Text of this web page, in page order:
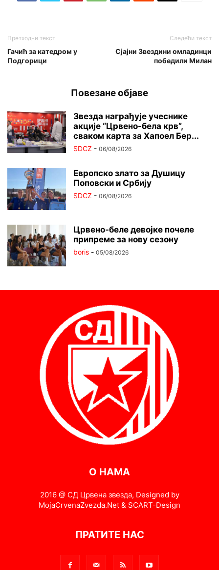
Претходни текст
Гачић за катедром у
Подгорици
Следећи текст
Сјајни Звездини омладинци
победили Милан
Повезане објаве
Звезда награђује учеснике
акције “Црвено-бела крв”,
сваком карта за Хапоел Бер...
SDCZ - 06/08/2026
Европско злато за Душицу
Поповски и Србију
SDCZ - 06/08/2026
Црвено-беле девојке почеле
припреме за нову сезону
boris - 05/08/2026
О НАМА
2016 @ СД Црвена звезда, Designed by
MojaCrvenaZvezda.Net & SCART-Design
ПРАТИТЕ НАС